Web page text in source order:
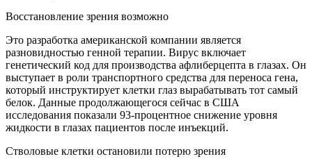
Восстановление зрения возможно
Это разработка американской компании является
разновидностью генной терапии. Вирус включает
генетический код для производства афлиберцепта в глазах. Он
выступает в роли транспортного средства для переноса гена,
который инструктирует клетки глаз вырабатывать тот самый
белок. Данные продолжающегося сейчас в США
исследования показали 93-процентное снижение уровня
жидкости в глазах пациентов после инъекций.
Стволовые клетки остановили потерю зрения